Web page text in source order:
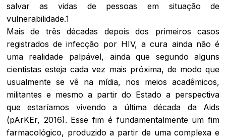
salvar as vidas de pessoas em situação de
vulnerabilidade.1
Mais de três décadas depois dos primeiros casos
registrados de infecção por HIV, a cura ainda não é
uma realidade palpável, ainda que segundo alguns
cientistas esteja cada vez mais próxima, de modo que
usualmente se vê na mídia, nos meios acadêmicos,
militantes e mesmo a partir do Estado a perspectiva
que estaríamos vivendo a última década da Aids
(pArKEr, 2016). Esse fim é fundamentalmente um fim
farmacológico, produzido a partir de uma complexa e